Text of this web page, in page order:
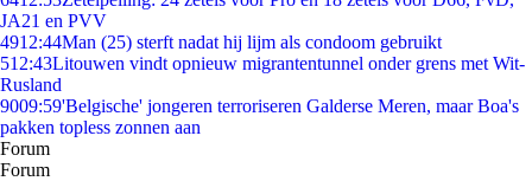
JA21 en PVV
4912:44Man (25) sterft nadat hij lijm als condoom gebruikt
512:43Litouwen vindt opnieuw migrantentunnel onder grens met Wit-
Rusland
9009:59'Belgische' jongeren terroriseren Galderse Meren, maar Boa's
pakken topless zonnen aan
Forum
Forum